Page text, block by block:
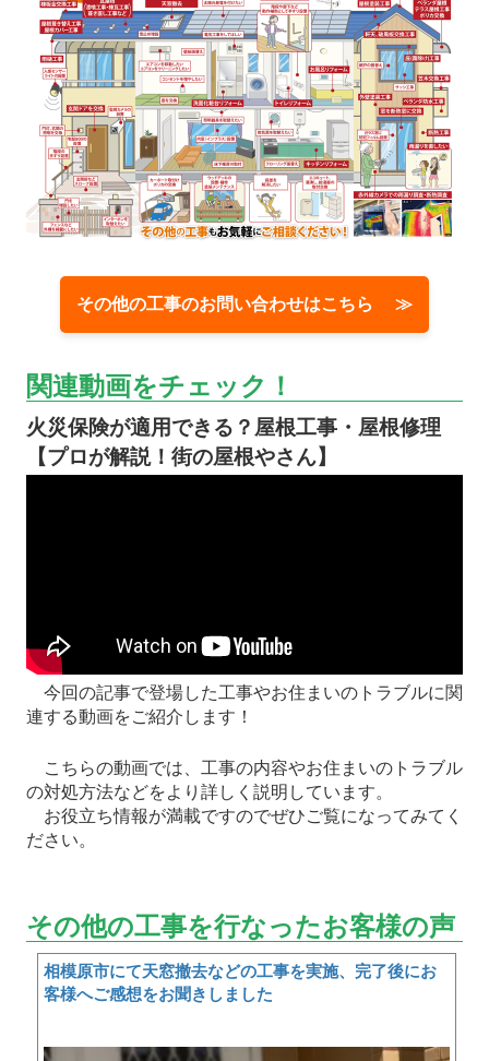
その他の工事のお問い合わせはこちら ≫
関連動画をチェック！
火災保険が適用できる？屋根工事・屋根修理
【プロが解説！街の屋根やさん】
今回の記事で登場した工事やお住まいのトラブルに関
連する動画をご紹介します！
こちらの動画では、工事の内容やお住まいのトラブル
の対処方法などをより詳しく説明しています。
お役立ち情報が満載ですのでぜひご覧になってみてく
ださい。
その他の工事を行なったお客様の声
相模原市にて天窓撤去などの工事を実施、完了後にお
客様へご感想をお聞きしました